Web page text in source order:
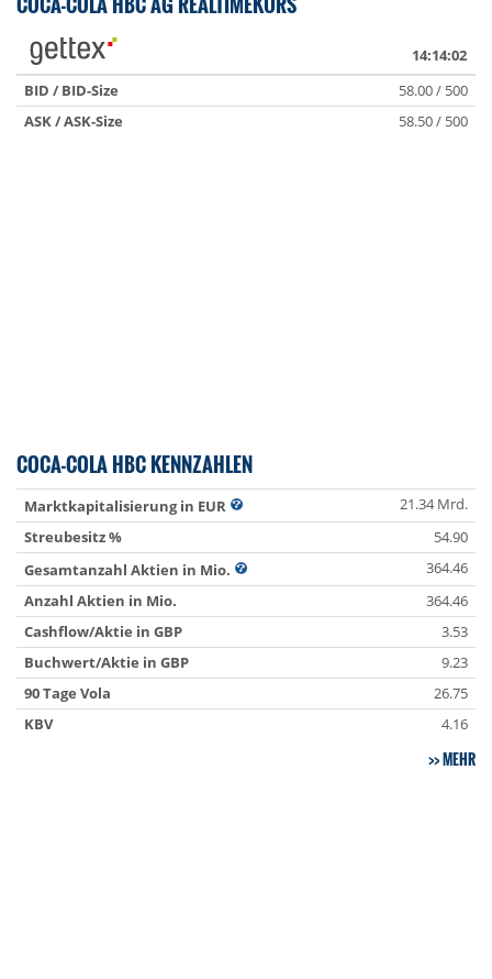
14:14:02
BID / BID-Size
58.00 / 500
ASK / ASK-Size
58.50 / 500
COCA-COLA HBC KENNZAHLEN
Marktkapitalisierung in EUR
21.34 Mrd.
Streubesitz %
54.90
Gesamtanzahl Aktien in Mio.
364.46
Anzahl Aktien in Mio.
364.46
Cashflow/Aktie in GBP
3.53
Buchwert/Aktie in GBP
9.23
90 Tage Vola
26.75
KBV
4.16
MEHR